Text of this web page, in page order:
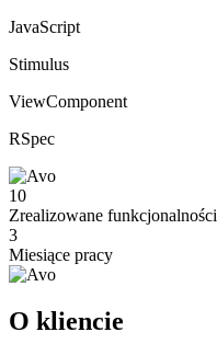
JavaScript
Stimulus
ViewComponent
RSpec
10
Zrealizowane funkcjonalności
3
Miesiące pracy
O kliencie